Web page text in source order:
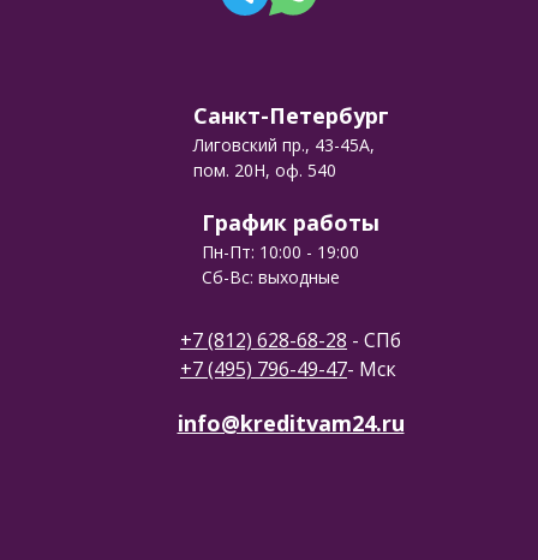
Санкт-Петербург
Лиговский пр., 43-45А,
пом. 20Н, оф. 540
График работы
Пн-Пт: 10:00 - 19:00
Сб-Вс: выходные
+7 (812) 628-68-28 - СПб
+7 (495) 796-49-47- Мск
info@kreditvam24.ru